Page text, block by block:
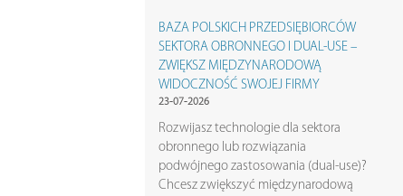
BAZA POLSKICH PRZEDSIĘBIORCÓW
SEKTORA OBRONNEGO I DUAL-USE –
ZWIĘKSZ MIĘDZYNARODOWĄ
WIDOCZNOŚĆ SWOJEJ FIRMY
23-07-2026
Rozwijasz technologie dla sektora
obronnego lub rozwiązania
podwójnego zastosowania (dual-use)?
Chcesz zwiększyć międzynarodową